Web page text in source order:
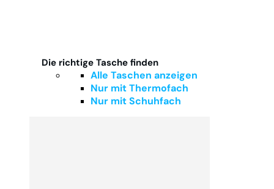
Die richtige Tasche finden
Alle Taschen anzeigen
Nur mit Thermofach
Nur mit Schuhfach